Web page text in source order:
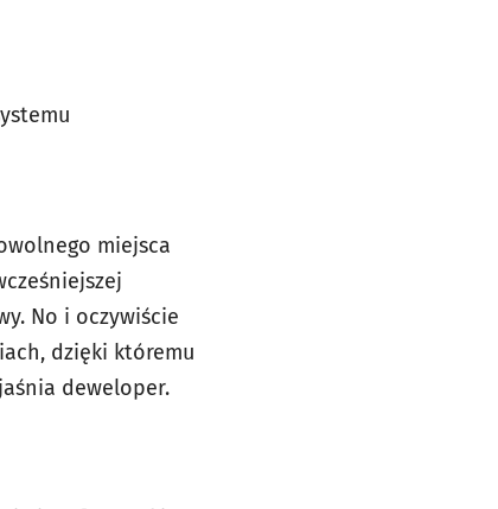
miejsca
No i oczywiście
dzięki któremu
deweloper.